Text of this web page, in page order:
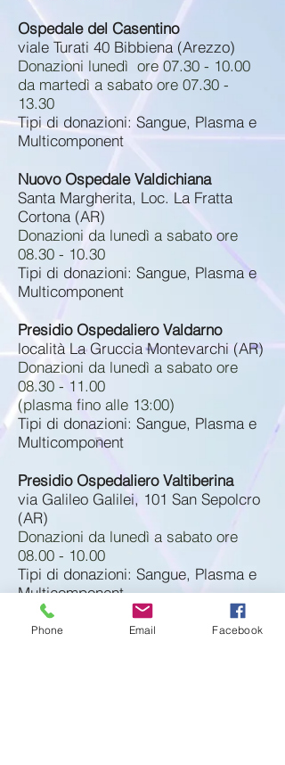
Ospedale del Casentino
viale Turati 40 Bibbiena (Arezzo)
Donazioni lunedì ore 07.30 - 10.00
da martedì a sabato ore 07.30 -
13.30
Tipi di donazioni: Sangue, Plasma e
Multicomponent
Nuovo Ospedale Valdichiana
Santa Margherita, Loc. La Fratta
Cortona (AR)
Donazioni da lunedì a sabato ore
08.30 - 10.30
Tipi di donazioni: Sangue, Plasma e
Multicomponent
Presidio Ospedaliero Valdarno
località La Gruccia Montevarchi (AR)
Donazioni da lunedì a sabato ore
08.30 - 11.00
(plasma fino alle 13:00)
Tipi di donazioni: Sangue, Plasma e
Multicomponent
Presidio Ospedaliero Valtiberina
via Galileo Galilei, 101 San Sepolcro
(AR)
Donazioni da lunedì a sabato ore
08.00 - 10.00
Tipi di donazioni: Sangue, Plasma e
Multicomponent
Vedi
Phone Email Facebook